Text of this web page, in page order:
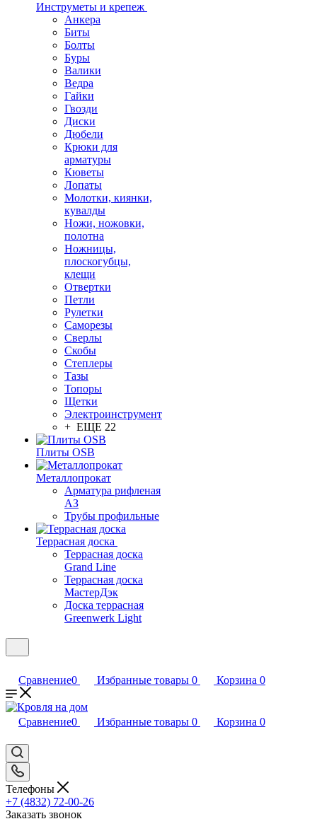
Инструметы и крепеж
Анкера
Биты
Болты
Буры
Валики
Ведра
Гайки
Гвозди
Диски
Дюбели
Крюки для
арматуры
Кюветы
Лопаты
Молотки, киянки,
кувалды
Ножи, ножовки,
полотна
Ножницы,
плоскогубцы,
клещи
Отвертки
Петли
Рулетки
Саморезы
Сверлы
Скобы
Степлеры
Тазы
Топоры
Щетки
Электроинструмент
+ ЕЩЕ 22
Плиты OSB
Металлопрокат
Арматура рифленая
АЗ
Трубы профильные
Террасная доска
Террасная доска
Grand Line
Террасная доска
МастерДэк
Доска террасная
Greenwerk Light
Сравнение0 Избранные товары 0 Корзина 0
Сравнение0 Избранные товары 0 Корзина 0
Телефоны
+7 (4832) 72-00-26
Заказать звонок